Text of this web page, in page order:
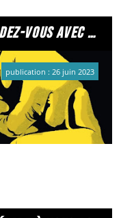
shawn vous donne rendez-vous avec le réparateur
publication : 26 juin 2023